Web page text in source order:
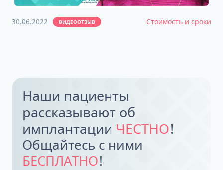
30.06.2022 ВИДЕООТЗЫВ Стоимость и сроки
Наши пациенты
рассказывают об
имплантации ЧЕСТНО!
Общайтесь с ними
БЕСПЛАТНО!